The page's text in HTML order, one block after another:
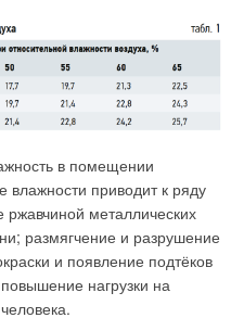
в помещении
приводит к ряду
металлических
размягчение и разрушение
и появление подтёков
нагрузки на
стандарты, которые
эксплуатации и
зданием, например,
WELL. Климатическая
любого офиса, ведь от
самочувствие и
же стандарте WELL одним
является контроль и
воздуха и комфортного
норм, появление новых
строительства и
ужесточает требования